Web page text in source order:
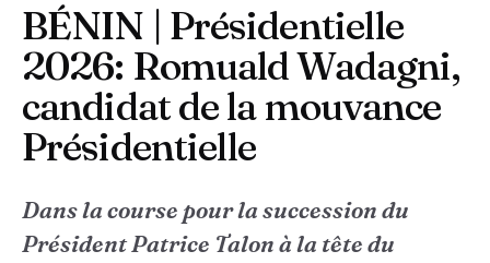
BÉNIN | Présidentielle
2026: Romuald Wadagni,
candidat de la mouvance
Présidentielle
Dans la course pour la succession du
Président Patrice Talon à la tête du